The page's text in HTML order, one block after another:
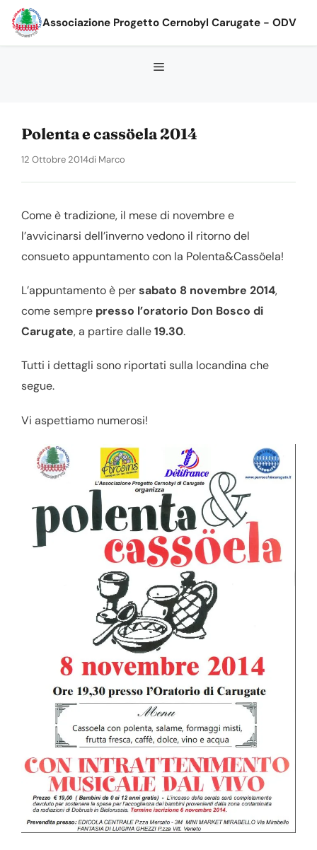
Associazione Progetto Cernobyl Carugate - ODV
Polenta e cassöela 2014
12 Ottobre 2014di Marco
Come è tradizione, il mese di novembre e
l’avvicinarsi dell’inverno vedono il ritorno del
consueto appuntamento con la Polenta&Cassöela!
L’appuntamento è persabato 8 novembre 2014,
come sempre presso l’oratorio Don Bosco di
Carugate, a partire dalle19.30.
Tutti i dettagli sono riportati sulla locandina che
segue.
Vi aspettiamo numerosi!